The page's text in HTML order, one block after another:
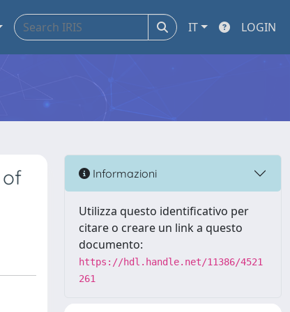
IT LOGIN
Informazioni
Utilizza questo identificativo per
citare o creare un link a questo
documento:
https://hdl.handle.net/11386/4521
261